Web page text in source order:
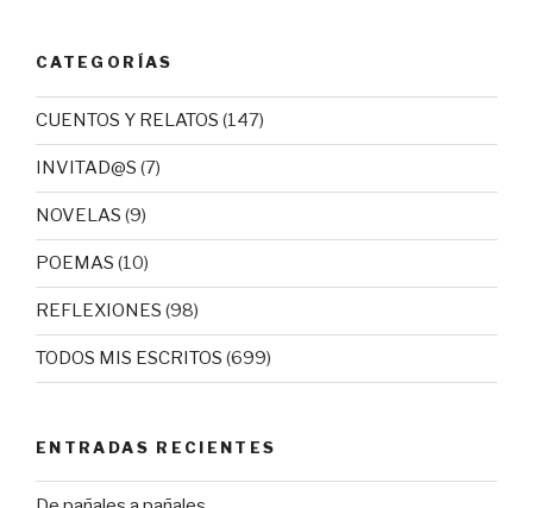
CATEGORÍAS
CUENTOS Y RELATOS (147)
INVITAD@S (7)
NOVELAS (9)
POEMAS (10)
REFLEXIONES (98)
TODOS MIS ESCRITOS (699)
ENTRADAS RECIENTES